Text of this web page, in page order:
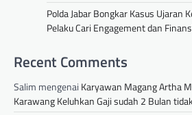
Polda Jabar Bongkar Kasus Ujaran
Pelaku Cari Engagement dan
Recent Comments
Salim mengenai Karyawan Magang Artha
Karawang Keluhkan Gaji sudah 2 Bulan